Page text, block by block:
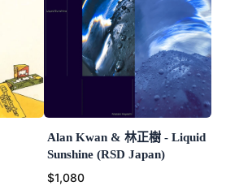
Alan Kwan & 林正樹 - Liquid
Sunshine (RSD Japan)
$1,080